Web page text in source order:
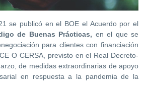
se publicó en el BOE el Acuerdo por el
de Buenas Prácticas, en el que se
para clientes con financiación
O CERSA, previsto en el Real Decreto-
de medidas extraordinarias de apoyo
en respuesta a la pandemia de la